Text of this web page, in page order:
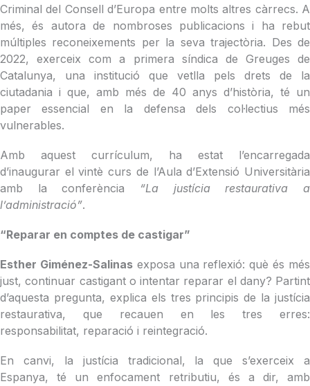
Criminal del Consell d’Europa entre molts altres càrrecs. A
més, és autora de nombroses publicacions i ha rebut
múltiples reconeixements per la seva trajectòria. Des de
2022, exerceix com a primera síndica de Greuges de
Catalunya, una institució que vetlla pels drets de la
ciutadania i que, amb més de 40 anys d’història, té un
paper essencial en la defensa dels col·lectius més
vulnerables.
Amb aquest currículum, ha estat l’encarregada
d’inaugurar el vintè curs de l’Aula d’Extensió Universitària
amb la conferència “La justícia restaurativa a
l’administració”.
“Reparar en comptes de castigar”
Esther Giménez-Salinasexposa una reflexió: què és més
just, continuar castigant o intentar reparar el dany? Partint
d’aquesta pregunta, explica els tres principis de la justícia
restaurativa, que recauen en les tres erres:
responsabilitat, reparació i reintegració.
En canvi, la justícia tradicional, la que s’exerceix a
Espanya, té un enfocament retributiu, és a dir, amb